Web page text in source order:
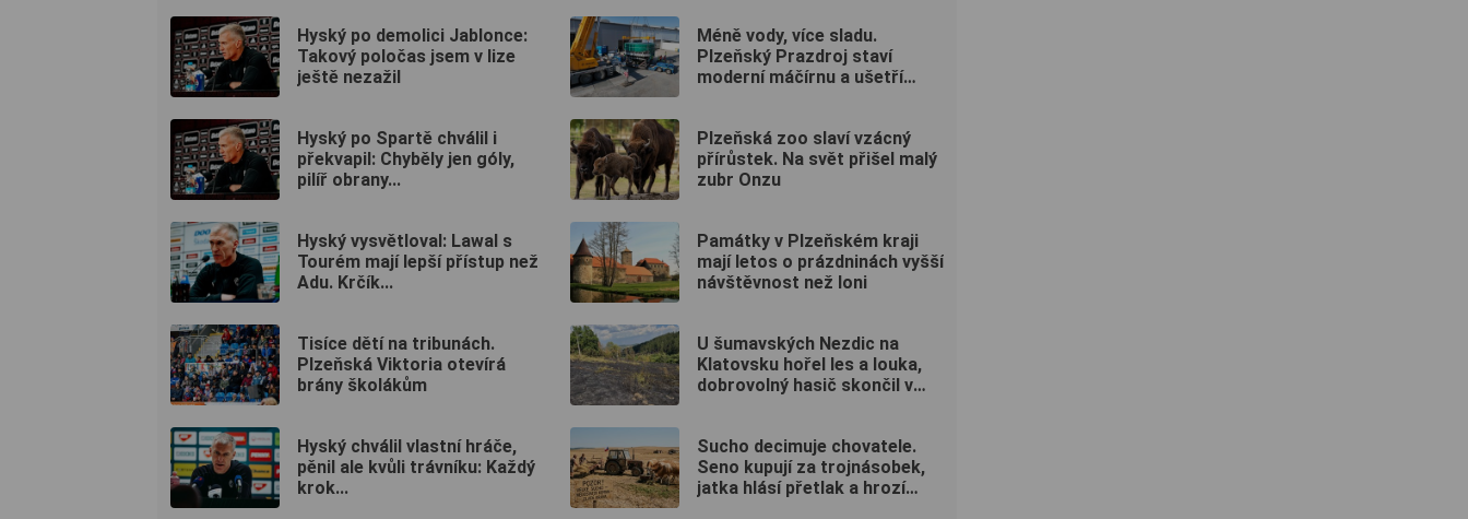
Hyský po demolici Jablonce:
Takový poločas jsem v lize
ještě nezažil
Hyský po Spartě chválil i
překvapil: Chyběly jen góly,
pilíř obrany...
Hyský vysvětloval: Lawal s
Tourém mají lepší přístup než
Adu. Krčík...
Tisíce dětí na tribunách.
Plzeňská Viktoria otevírá
brány školákům
Hyský chválil vlastní hráče,
pěnil ale kvůli trávníku: Každý
krok...
Méně vody, více sladu.
Plzeňský Prazdroj staví
moderní máčírnu a ušetří
Plzeňská zoo slaví vzácný
přírůstek. Na svět přišel malý
zubr Onzu
Památky v Plzeňském kraji
mají letos o prázdninách vyšší
návštěvnost než loni
U šumavských Nezdic na
Klatovsku hořel les a louka,
dobrovolný hasič skončil v
Sucho decimuje chovatele.
Seno kupují za trojnásobek,
jatka hlásí přetlak a hrozí